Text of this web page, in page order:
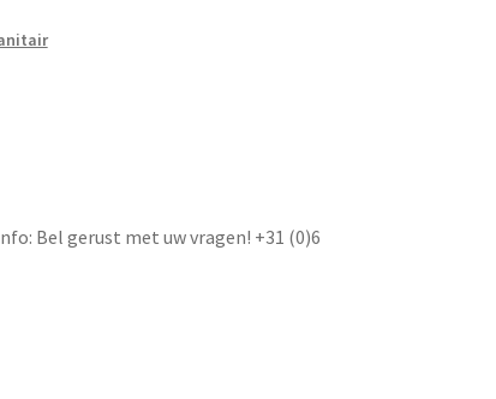
Bel gerust met uw vragen! +31 (0)6